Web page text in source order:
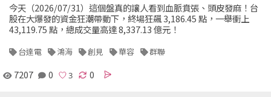
今天（2026/07/31）這個盤真的讓人看到血脈賁張、頭皮發麻！台
股在大爆發的資金狂潮帶動下，終場狂飆 3,186.45 點，一舉衝上
43,119.75 點，總成交量高達 8,337.13 億元！
台達電 鴻海 創見 華容 群聯
7207 0 0